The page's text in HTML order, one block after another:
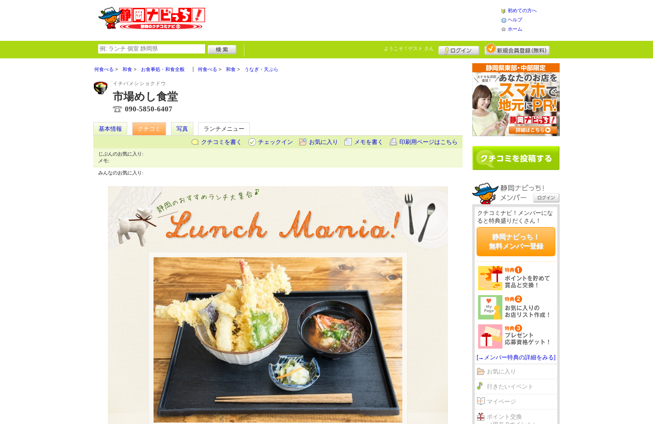
初めての方へ
ヘルプ
ホーム
ようこそ！ ゲスト さん
何食べる 和食 お食事処・和食全般 何食べる 和食 うなぎ・天ぷら
イチバメシショクドウ
市場めし食堂
090-5850-6407
基本情報 クチコミ 写真
ランチメニュー
クチコミを書く
チェックイン お気に入り メモを書く 印刷用ページはこちら
じぶんのお気に入り:
メモ:
みんなのお気に入り:
クチコミナビ！メンバーにな
ると特典盛りだくさん！
静岡ナビっち！
無料メンバー登録
[→メンバー特典の詳細をみる]
お気に入り
行きたいイベント
マイページ
ポイント交換